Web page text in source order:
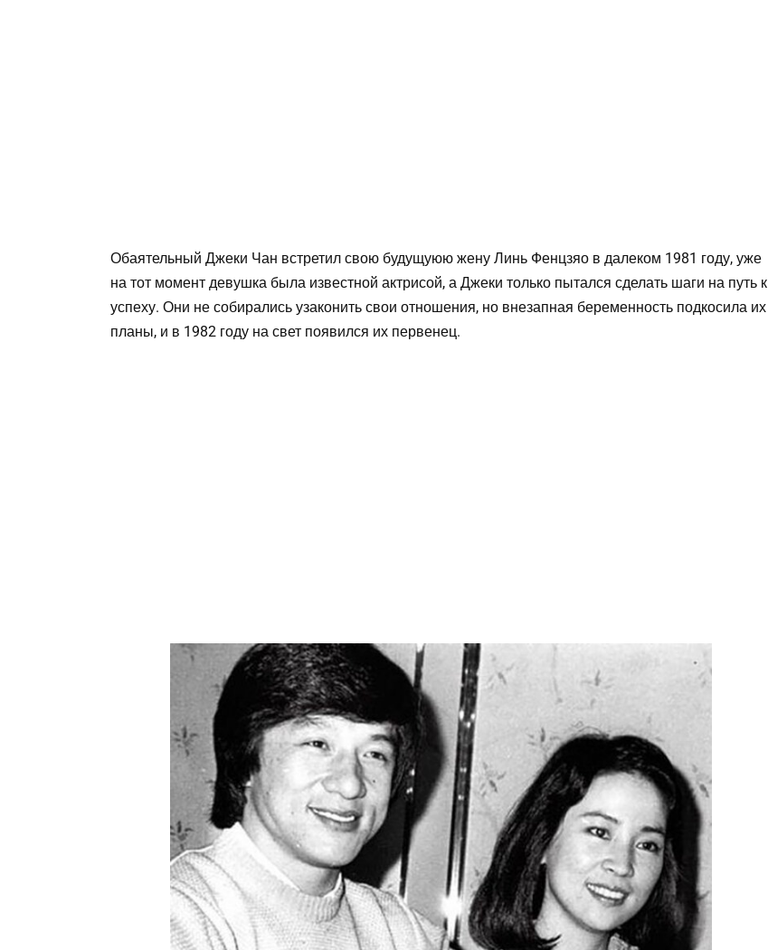
Обаятельный Джеки Чан встретил свою будущуюю жену Линь Фенцзяо в далеком 1981 году, уже
на тот момент девушка была известной актрисой, а Джеки только пытался сделать шаги на путь к
успеху. Они не собирались узаконить свои отношения, но внезапная беременность подкосила их
планы, и в 1982 году на свет появился их первенец.